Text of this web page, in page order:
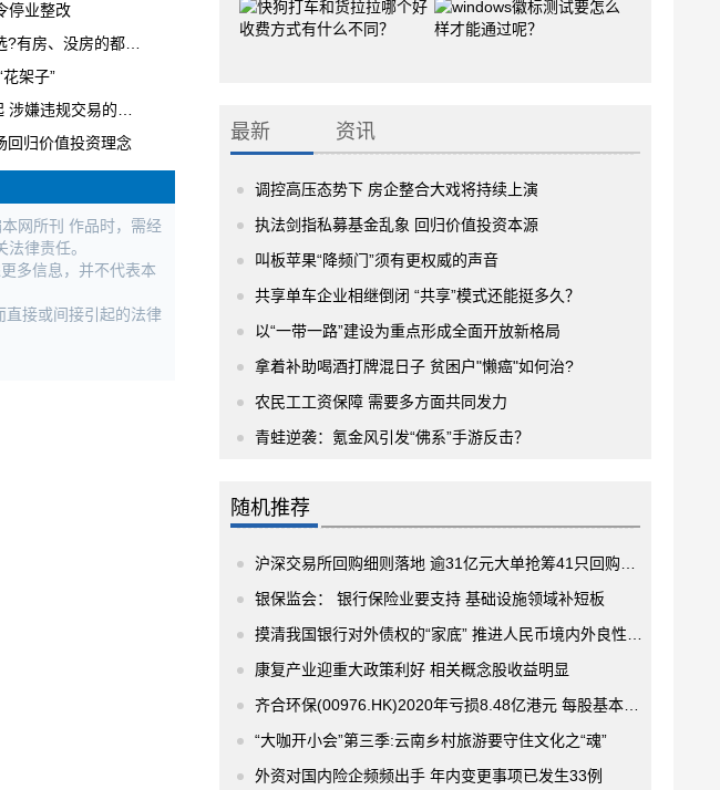
停业整改
、没房的都要会算
架子”
的行为进行立案调查
回归价值投资理念
网所刊 作品时，需经
律责任。
多信息，并不代表本
直接或间接引起的法律
最新 资讯
调控高压态势下 房企整合大戏将持续上演
执法剑指私募基金乱象 回归价值投资本源
叫板苹果“降频门”须有更权威的声音
共享单车企业相继倒闭 “共享”模式还能挺多久？
以“一带一路”建设为重点形成全面开放新格局
拿着补助喝酒打牌混日子 贫困户"懒癌"如何治?
农民工工资保障 需要多方面共同发力
青蛙逆袭：氪金风引发“佛系”手游反击？
随机推荐
沪深交易所回购细则落地 逾31亿元大单抢筹41只回购概念股
银保监会： 银行保险业要支持 基础设施领域补短板
摸清我国银行对外债权的“家底” 推进人民币境内外良性循环
康复产业迎重大政策利好 相关概念股收益明显
齐合环保(00976.HK)2020年亏损8.48亿港元 每股基本亏损为0.53港元
“大咖开小会”第三季:云南乡村旅游要守住文化之“魂”
外资对国内险企频频出手 年内变更事项已发生33例